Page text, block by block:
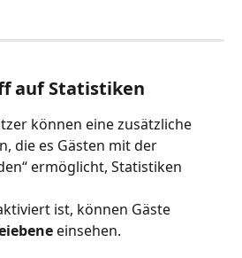
auf Statistiken
können eine zusätzliche
die es Gästen mit der
ermöglicht, Statistiken
ist, können Gäste
einsehen.